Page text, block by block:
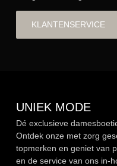
KLANTENSERVICE
UNIEK MODE
Dé exclusieve
Ontdek onze met zorg
topmerken en geniet van
en de service van ons in-